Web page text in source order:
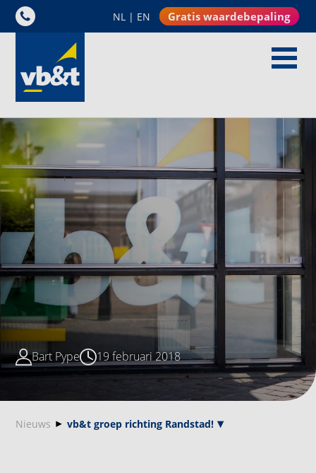
NL | EN Gratis waardebepaling
Bart Pype 19 februari 2018
Nieuws vb&t groep richting Randstad!